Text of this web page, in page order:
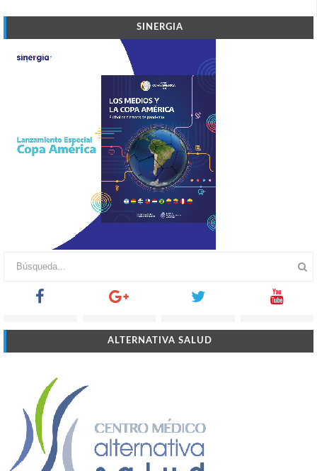
SINERGIA
ALTERNATIVA SALUD